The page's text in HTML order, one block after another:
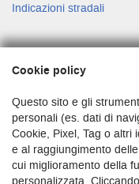
Indicazioni stradali
Dati fiscali:
Lungo Dora Siena 8/g,
C.F/P.IVA: 03680250010
Registro delle imprese:TO
Cookie policy
Questo sito e gli
personali (es. dati di
Cookie, Pixel, Tag o altri
e al raggiungimento
cui miglioramento della